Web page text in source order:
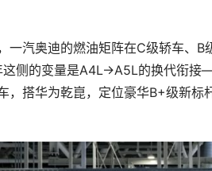
一汽奥迪的燃油矩阵在C级轿车、B
侧的变量是A4L→A5L的换代衔接
，搭华为乾崑，定位豪华B+级新标